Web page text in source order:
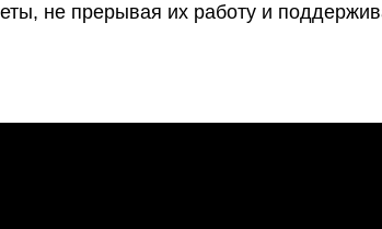
не прерывая их работу и